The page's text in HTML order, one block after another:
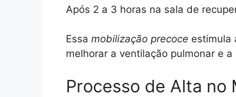
Após 2 a 3 horas na sala de
Essa mobilização precoce estimula
melhorar a ventilação pulmonar e
Processo de Alta no